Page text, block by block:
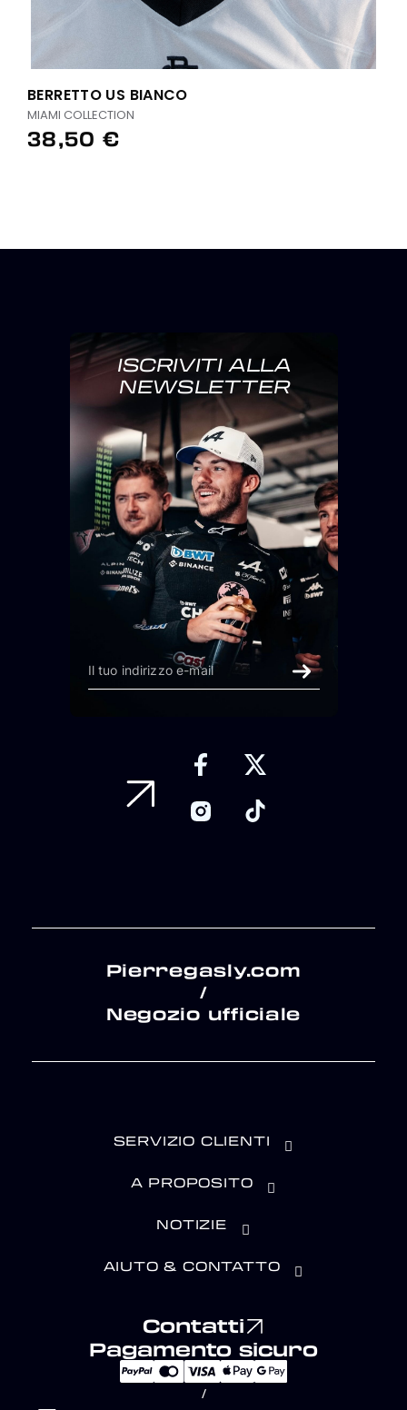
BERRETTO US BIANCO
MIAMI COLLECTION
38,50 €
ISCRIVITI ALLA
NEWSLETTER
Pierregasly.com
/
Negozio ufficiale
SERVIZIO CLIENTI
A PROPOSITO
NOTIZIE
AIUTO & CONTATTO
Contatti
Pagamento sicuro
/